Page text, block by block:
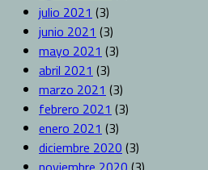
julio 2021 (3)
junio 2021 (3)
mayo 2021 (3)
abril 2021 (3)
marzo 2021 (3)
febrero 2021 (3)
enero 2021 (3)
diciembre 2020 (3)